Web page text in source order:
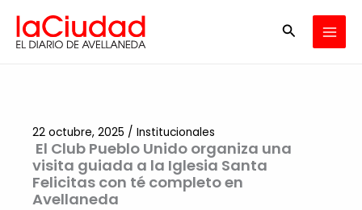
contenido
Buscar
El Club Pueblo Unido organiza una
visita guiada a la Iglesia Santa
Felicitas con té completo en
Avellaneda
22 octubre, 2025 / Institucionales